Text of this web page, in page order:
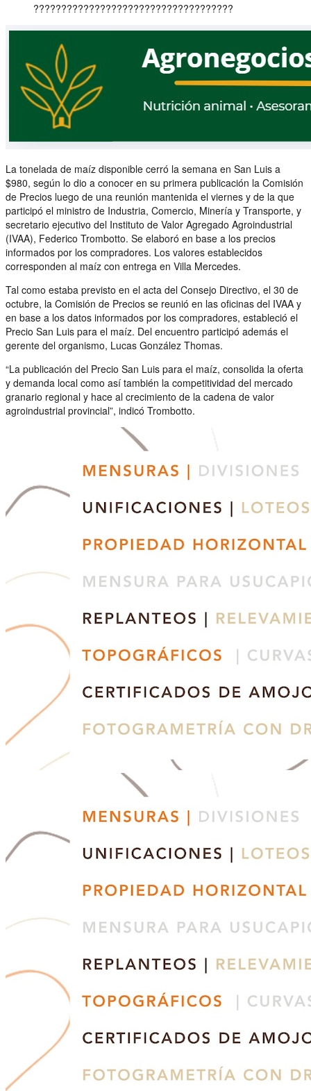
????????????????????????????????????
La tonelada de maíz disponible cerró la semana en San Luis a
$980, según lo dio a conocer en su primera publicación la Comisión
de Precios luego de una reunión mantenida el viernes y de la que
participó el ministro de Industria, Comercio, Minería y Transporte, y
secretario ejecutivo del Instituto de Valor Agregado Agroindustrial
(IVAA), Federico Trombotto. Se elaboró en base a los precios
informados por los compradores. Los valores establecidos
corresponden al maíz con entrega en Villa Mercedes.
Tal como estaba previsto en el acta del Consejo Directivo, el 30 de
octubre, la Comisión de Precios se reunió en las oficinas del IVAA y
en base a los datos informados por los compradores, estableció el
Precio San Luis para el maíz. Del encuentro participó además el
gerente del organismo, Lucas González Thomas.
“La publicación del Precio San Luis para el maíz, consolida la oferta
y demanda local como así también la competitividad del mercado
granario regional y hace al crecimiento de la cadena de valor
agroindustrial provincial”, indicó Trombotto.